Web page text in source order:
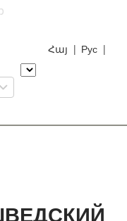
Рус |
Հայ |